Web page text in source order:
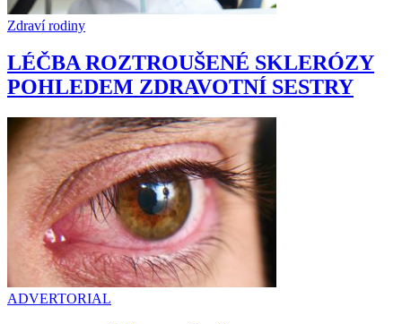
Zdraví rodiny
LÉČBA ROZTROUŠENÉ SKLERÓZY
POHLEDEM ZDRAVOTNÍ SESTRY
ADVERTORIAL